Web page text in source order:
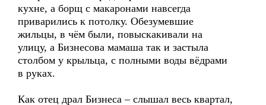
кухне, а борщ с макаронами навсегда
приварились к потолку. Обезумевшие
жильцы, в чём были, повыскакивали на
улицу, а Бизнесова мамаша так и застыла
столбом у крыльца, с полными воды вёдрами
в руках.
Как отец драл Бизнеса – слышал весь квартал,